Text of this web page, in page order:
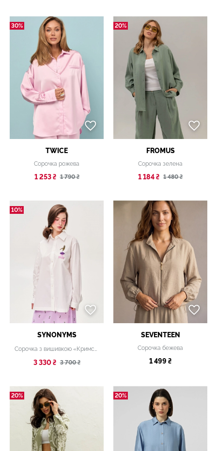
30%
TWICE
Сорочка рожева
1 253 ₴ 1 790 ₴
20%
FROMUS
Сорочка зелена
1 184 ₴ 1 480 ₴
10%
SYNONYMS
Сорочка з вишивкою «Кримська цибулька» молочна
3 330 ₴ 3 700 ₴
SEVENTEEN
Сорочка бежева
1 499 ₴
20% 20%